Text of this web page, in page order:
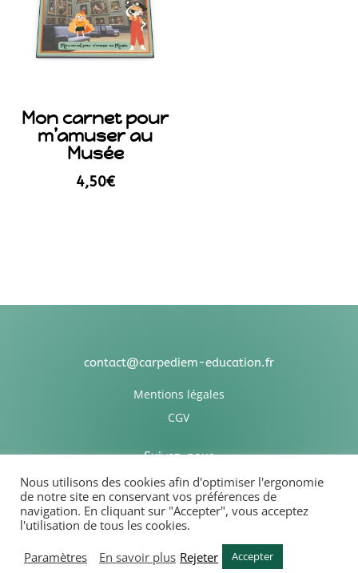
Mon carnet pour
m’amuser au
Musée
4,50€
contact@carpediem-education.fr
Mentions légales
CGV
Suivez-nous
Association Carpediem Education
2009 – 2025
Nous utilisons des cookies afin d'optimiser l'ergonomie
de notre site en conservant vos préférences de
navigation. En cliquant sur "Accepter", vous acceptez
l'utilisation de tous les cookies.
Paramètres
En savoir plus Rejeter Accepter